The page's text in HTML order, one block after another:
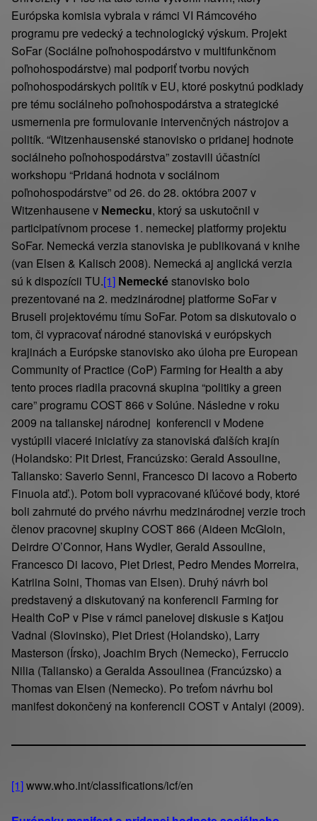
e
b
a
2
0
0
v
o
á
Európska komisia vybrala v rámci VI Rámcového
programu pre vedecký a technologický výskum. Projekt
SoFar (Sociálne poľnohospodárstvo v multifunkčnom
poľnohospodárstve) mal podporiť tvorbu nových
poľnohospodárskych politík v EU, ktoré poskytnú podklady
pre tému sociálneho poľnohospodárstva a strategické
usmernenia pre formulovanie intervenčných nástrojov a
politík. “Witzenhausenské stanovisko o pridanej hodnote
sociálneho poľnohospodárstva” zostavili účastníci
workshopu “Pridaná hodnota v sociálnom
poľnohospodárstve” od 26. do 28. októbra 2007 v
Witzenhausene v Nemecku, ktorý sa uskutočnil v
participatívnom procese 1. nemeckej platformy projektu
SoFar. Nemecká verzia stanoviska je publikovaná v knihe
(van Elsen & Kalisch 2008). Nemecká aj anglická verzia
sú k dispozícii TU.[1] Nemeckéstanovisko bolo
prezentované na 2. medzinárodnej platforme SoFar v
Bruseli projektovému tímu SoFar. Potom sa diskutovalo o
tom, či vypracovať národné stanoviská v európskych
krajinách a Európske stanovisko ako úloha pre European
Community of Practice (CoP) Farming for Health a aby
tento proces riadila pracovná skupina “politiky a green
care” programu COST 866 v Solúne. Následne v roku
2009 na talianskej národnej konferencii v Modene
vystúpili viaceré iniciatívy za stanoviská ďalších krajín
(Holandsko: Pit Driest, Francúzsko: Gerald Assouline,
Taliansko: Saverio Senni, Francesco Di Iacovo a Roberto
Finuola atď.). Potom boli vypracované kľúčové body, ktoré
boli zahrnuté do prvého návrhu medzinárodnej verzie troch
členov pracovnej skupiny COST 866 (Aideen McGloin,
Deirdre O’Connor, Hans Wydler, Gerald Assouline,
Francesco Di Iacovo, Piet Driest, Pedro Mendes Morreira,
Katriina Soini, Thomas van Elsen). Druhý návrh bol
predstavený a diskutovaný na konferencii Farming for
Health CoP v Pise v rámci panelovej diskusie s Katjou
Vadnal (Slovinsko), Piet Driest (Holandsko), Larry
Masterson (Írsko), Joachim Brych (Nemecko), Ferruccio
Nilia (Taliansko) a Geralda Assoulinea (Francúzsko) a
Thomas van Elsen (Nemecko). Po treťom návrhu bol
manifest dokončený na konferencii COST v Antalyi (2009).
[1]www.who.int/classifications/icf/en